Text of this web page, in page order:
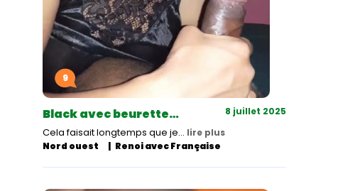
9
Black avec beurette… 8 juillet 2025
Cela faisait longtemps que je… lire plus
Nord ouest
Renoi avec Française